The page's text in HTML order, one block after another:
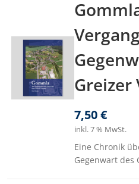
Greizer
7,50€
inkl. 7 % MwSt.
Eine Chronik
Gegenwart des